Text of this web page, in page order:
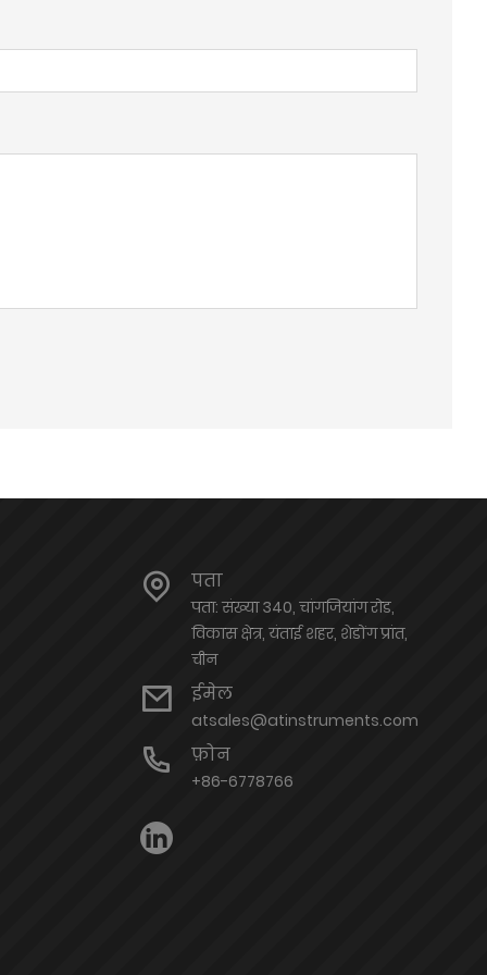
पता
पता: संख्या 340, चांगजियांग रोड,
विकास क्षेत्र, यंताई शहर, शेडोंग प्रांत,
चीन
ईमेल
atsales@atinstruments.com
फ़ोन
+86-6778766